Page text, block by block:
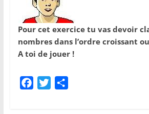
Pour cet exercice tu vas devoir
nombres dans l’ordre croissant
A toi de jouer !